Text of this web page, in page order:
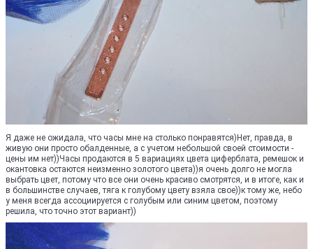
Я даже не ожидала, что часы мне на столько понравятся)Нет, правда, в
живую они просто обалденные, а с учетом небольшой своей стоимости -
цены им нет))Часы продаются в 5 вариациях цвета циферблата, ремешок и
окантовка остаются неизменно золотого цвета))я очень долго не могла
выбрать цвет, потому что все они очень красиво смотрятся, и в итоге, как и
в большинстве случаев, тяга к голубому цвету взяла свое))к тому же, небо
у меня всегда ассоциируется с голубым или синим цветом, поэтому
решила, что точно этот вариант))